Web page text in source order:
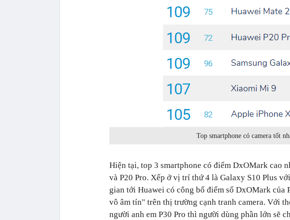
Top smartphone có camera tốt
Hiện tại, top 3 smartphone có điểm DxOMark cao
và P20 Pro. Xếp ở vị trí thứ 4 là Galaxy S10 Plus
gian tới Huawei có công bố điểm số DxOMark của
vô âm tín" trên thị trường cạnh tranh camera. Với
người anh em P30 Pro thì người dùng phần lớn sẽ